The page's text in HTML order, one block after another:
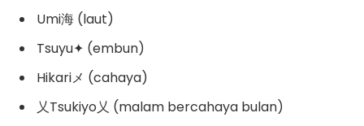
Umi海 (laut)
Tsuyu✦ (embun)
Hikariメ (cahaya)
乂Tsukiyo乂 (malam bercahaya bulan)